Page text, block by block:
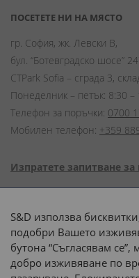
ПОСЕТЕТЕ НИ НА МЯСТО
гр. София, жк. Левски В,
бул. “Ботевградско шосе”
CTPark Sofia – сграда 3,
Понеделник – петък: 8:30 –
Телефон за поръчки: 0700
Мобилен телефон: +359
Изпратете запитване за
S&D използва
подобри Вашето
бутона “Съгласявам
добро изживяване по